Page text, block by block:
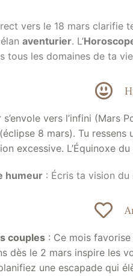
vers le 18 mars clarifie
aventurier. L’
tous les domaines de ta
s’envole vers l’infini (Mars
8 mars). Tu
excessive. L’Équinoxe
humeur : Écris ta vision
couples : Ce mois favorise
dès le 2 mars inspire les
une escapade qui